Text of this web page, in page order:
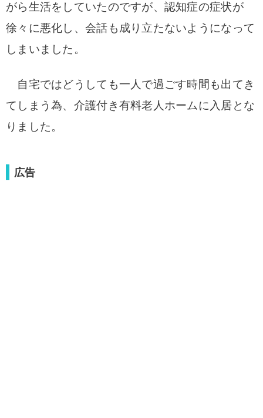
がら生活をしていたのですが、認知症の症状が
徐々に悪化し、会話も成り立たないようになって
しまいました。
自宅ではどうしても一人で過ごす時間も出てき
てしまう為、介護付き有料老人ホームに入居とな
りました。
広告